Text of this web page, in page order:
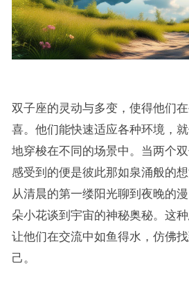
双子座的灵动与多变，使得他们
喜。他们能快速适应各种环境，
地穿梭在不同的场景中。当两个
感受到的便是彼此那如泉涌般的
从清晨的第一缕阳光聊到夜晚的
朵小花谈到宇宙的神秘奥秘。这
让他们在交流中如鱼得水，仿佛
己。